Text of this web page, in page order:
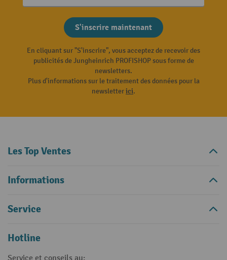
S'inscrire maintenant
En cliquant sur "S'inscrire", vous acceptez de recevoir des
publicités de Jungheinrich PROFISHOP sous forme de
newsletters.
Plus d'informations sur le traitement des données pour la
newsletterici.
Les Top Ventes
Informations
Service
Hotline